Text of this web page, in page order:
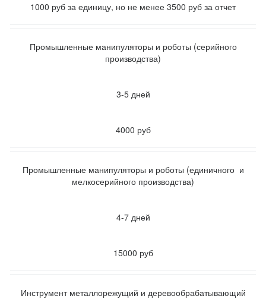
1000 руб за единицу, но не менее 3500 руб за отчет
Промышленные манипуляторы и роботы (серийного
производства)
3-5 дней
4000 руб
Промышленные манипуляторы и роботы (единичного и
мелкосерийного производства)
4-7 дней
15000 руб
Инструмент металлорежущий и деревообрабатывающий